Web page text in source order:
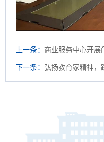
上一条： 商业服务中心开展
下一条： 弘扬教育家精神，